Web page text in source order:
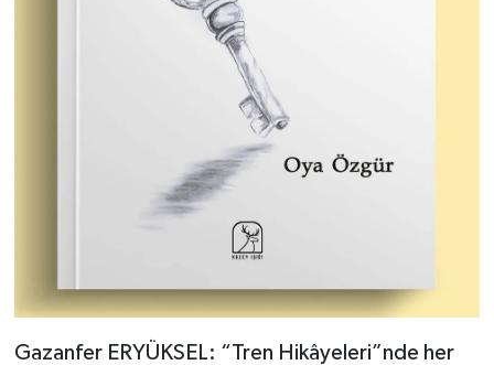
Gazanfer ERYÜKSEL: “Tren Hikâyeleri”nde her